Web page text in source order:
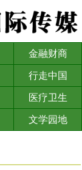
金融财商
行走中国
医疗卫生
文学园地